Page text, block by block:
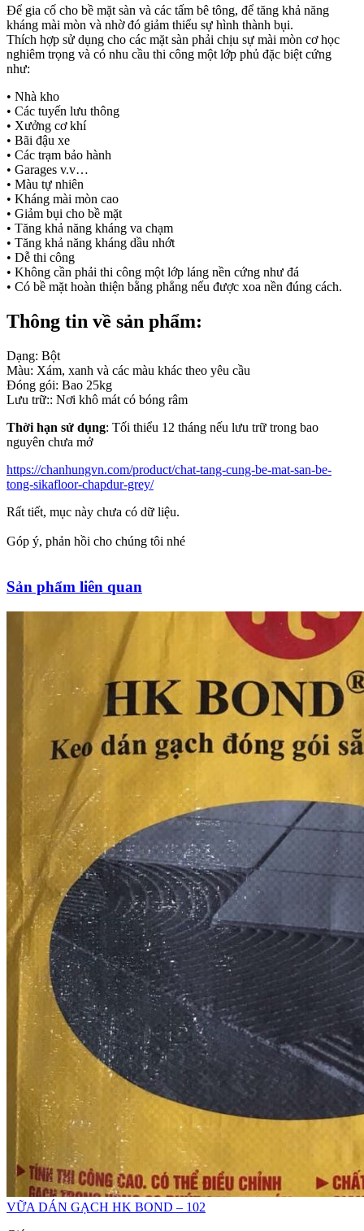
Để gia cố cho bề mặt sàn và các tấm bê tông, để tăng khả năng
kháng mài mòn và nhờ đó giảm thiểu sự hình thành bụi.
Thích hợp sử dụng cho các mặt sàn phải chịu sự mài mòn cơ học
nghiêm trọng và có nhu cầu thi công một lớp phủ đặc biệt cứng
như:
• Nhà kho
• Các tuyến lưu thông
• Xưởng cơ khí
• Bãi đậu xe
• Các trạm bảo hành
• Garages v.v…
• Màu tự nhiên
• Kháng mài mòn cao
• Giảm bụi cho bề mặt
• Tăng khả năng kháng va chạm
• Tăng khả năng kháng dầu nhớt
• Dễ thi công
• Không cần phải thi công một lớp láng nền cứng như đá
• Có bề mặt hoàn thiện bằng phẳng nếu được xoa nền đúng cách.
Thông tin về sản phẩm:
Dạng: Bột
Màu: Xám, xanh và các màu khác theo yêu cầu
Đóng gói: Bao 25kg
Lưu trữ:: Nơi khô mát có bóng râm
Thời hạn sử dụng: Tối thiểu 12 tháng nếu lưu trữ trong bao
nguyên chưa mở
https://chanhungvn.com/product/chat-tang-cung-be-mat-san-be-
tong-sikafloor-chapdur-grey/
Rất tiết, mục này chưa có dữ liệu.
Góp ý, phản hồi cho chúng tôi nhé
Sản phẩm liên quan
VỮA DÁN GẠCH HK BOND – 102